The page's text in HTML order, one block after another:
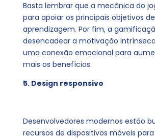
Basta lembrar que a mecânica do
para apoiar os principais objetivos de
aprendizagem. Por fim, a
desencadear a motivação
uma conexão emocional para
mais os benefícios.
5. Design responsivo
Desenvolvedores modernos estão
recursos de dispositivos móveis